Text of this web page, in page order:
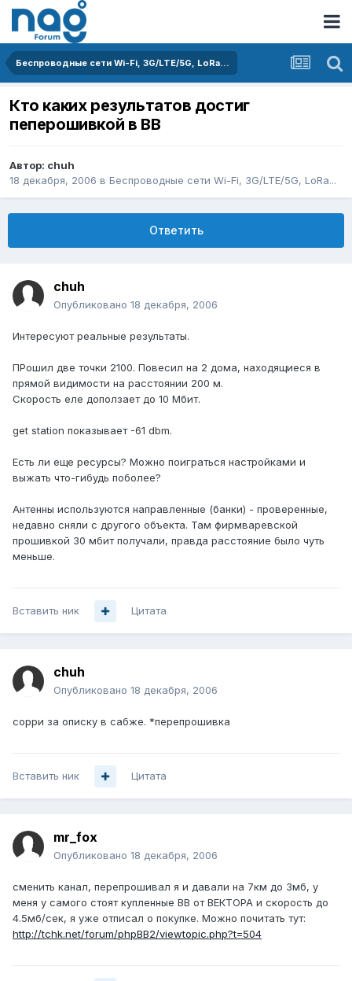
Беспроводные сети Wi-Fi, 3G/LTE/5G, LoRa...
Кто каких результатов достиг
пеперошивкой в BB
Автор: chuh
18 декабря, 2006 в Беспроводные сети Wi-Fi, 3G/LTE/5G, LoRa...
Ответить
chuh
Опубликовано 18 декабря, 2006
Интересуют реальные результаты.
ПРошил две точки 2100. Повесил на 2 дома, находящиеся в
прямой видимости на расстоянии 200 м.
Скорость еле доползает до 10 Мбит.
get station показывает -61 dbm.
Есть ли еще ресурсы? Можно поиграться настройками и
выжать что-гибудь поболее?
Антенны используются направленные (банки) - проверенные,
недавно сняли с другого объекта. Там фирмваревской
прошивкой 30 мбит получали, правда расстояние было чуть
меньше.
Вставить ник Цитата
chuh
Опубликовано 18 декабря, 2006
сорри за описку в сабже. *перепрошивка
Вставить ник Цитата
mr_fox
Опубликовано 18 декабря, 2006
сменить канал, перепрошивал я и давали на 7км до 3мб, у
меня у самого стоят купленные BB от ВЕКТОРА и скорость до
4.5мб/сек, я уже отписал о покупке. Можно почитать тут:
http://tchk.net/forum/phpBB2/viewtopic.php?t=504